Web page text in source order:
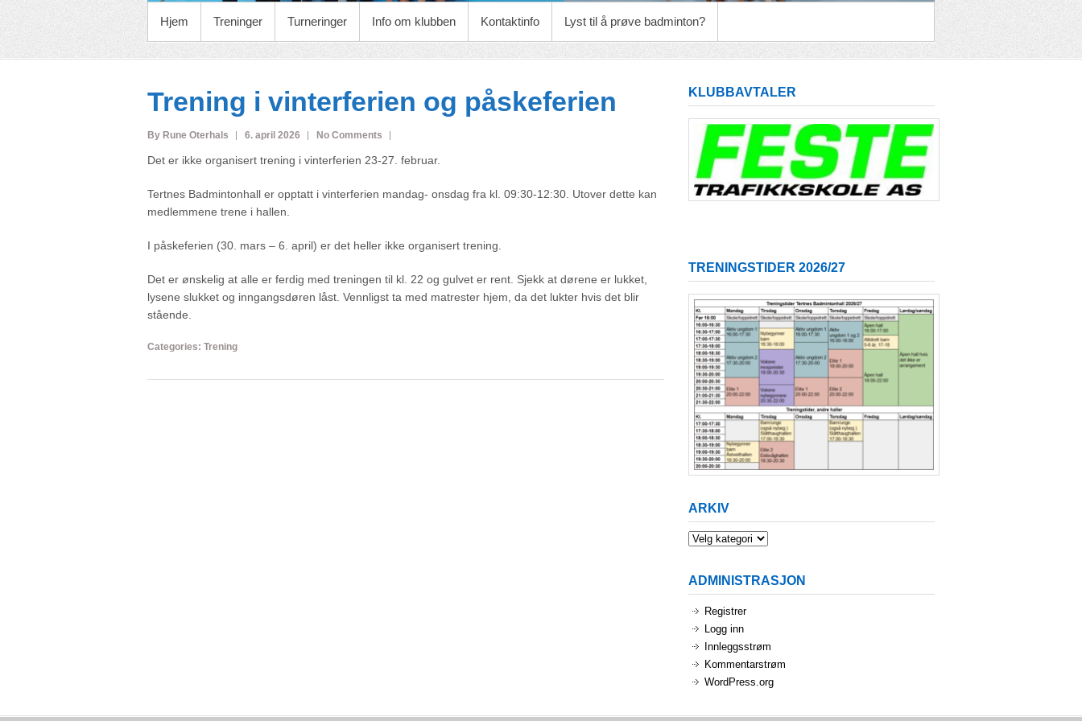
PRIMARY MENU
Hjem Treninger Turneringer Info om klubben Kontaktinfo Lyst til å prøve badminton?
Trening i vinterferien og påskeferien
By Rune Oterhals 6. april 2026 No Comments
Det er ikke organisert trening i vinterferien 23-27. februar.
Tertnes Badmintonhall er opptatt i vinterferien mandag- onsdag fra kl. 09:30-12:30. Utover dette kan
medlemmene trene i hallen.
I påskeferien (30. mars – 6. april) er det heller ikke organisert trening.
Det er ønskelig at alle er ferdig med treningen til kl. 22 og gulvet er rent. Sjekk at dørene er lukket,
lysene slukket og inngangsdøren låst. Vennligst ta med matrester hjem, da det lukter hvis det blir
stående.
Categories: Trening
KLUBBAVTALER
TRENINGSTIDER 2026/27
ARKIV
Arkiv
ADMINISTRASJON
Registrer
Logg inn
Innleggsstrøm
Kommentarstrøm
WordPress.org